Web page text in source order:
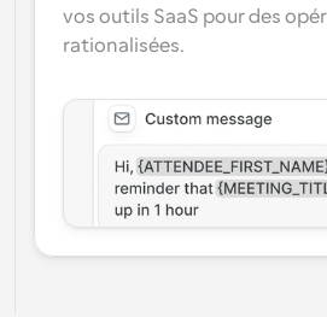
vos outils SaaS pour des
rationalisées.